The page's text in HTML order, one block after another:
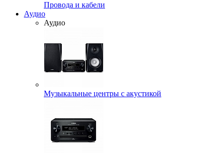
Провода и кабели
Аудио
Аудио
Музыкальные центры с акустикой